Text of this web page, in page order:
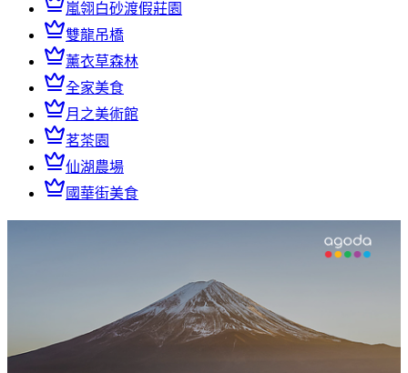
嵐翎白砂渡假莊園
雙龍吊橋
薰衣草森林
全家美食
月之美術館
茗茶園
仙湖農場
國華街美食